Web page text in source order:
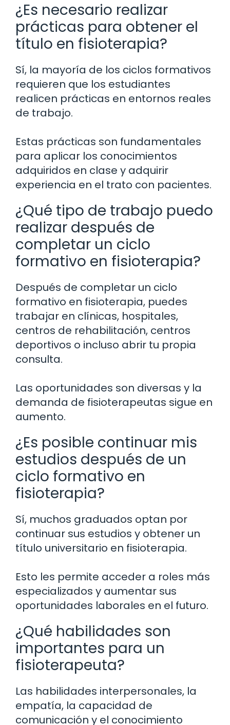
¿Es necesario realizar
prácticas para obtener el
título en fisioterapia?
Sí, la mayoría de los ciclos formativos
requieren que los estudiantes
realicen prácticas en entornos reales
de trabajo.
Estas prácticas son fundamentales
para aplicar los conocimientos
adquiridos en clase y adquirir
experiencia en el trato con pacientes.
¿Qué tipo de trabajo puedo
realizar después de
completar un ciclo
formativo en fisioterapia?
Después de completar un ciclo
formativo en fisioterapia, puedes
trabajar en clínicas, hospitales,
centros de rehabilitación, centros
deportivos o incluso abrir tu propia
consulta.
Las oportunidades son diversas y la
demanda de fisioterapeutas sigue en
aumento.
¿Es posible continuar mis
estudios después de un
ciclo formativo en
fisioterapia?
Sí, muchos graduados optan por
continuar sus estudios y obtener un
título universitario en fisioterapia.
Esto les permite acceder a roles más
especializados y aumentar sus
oportunidades laborales en el futuro.
¿Qué habilidades son
importantes para un
fisioterapeuta?
Las habilidades interpersonales, la
empatía, la capacidad de
comunicación y el conocimiento